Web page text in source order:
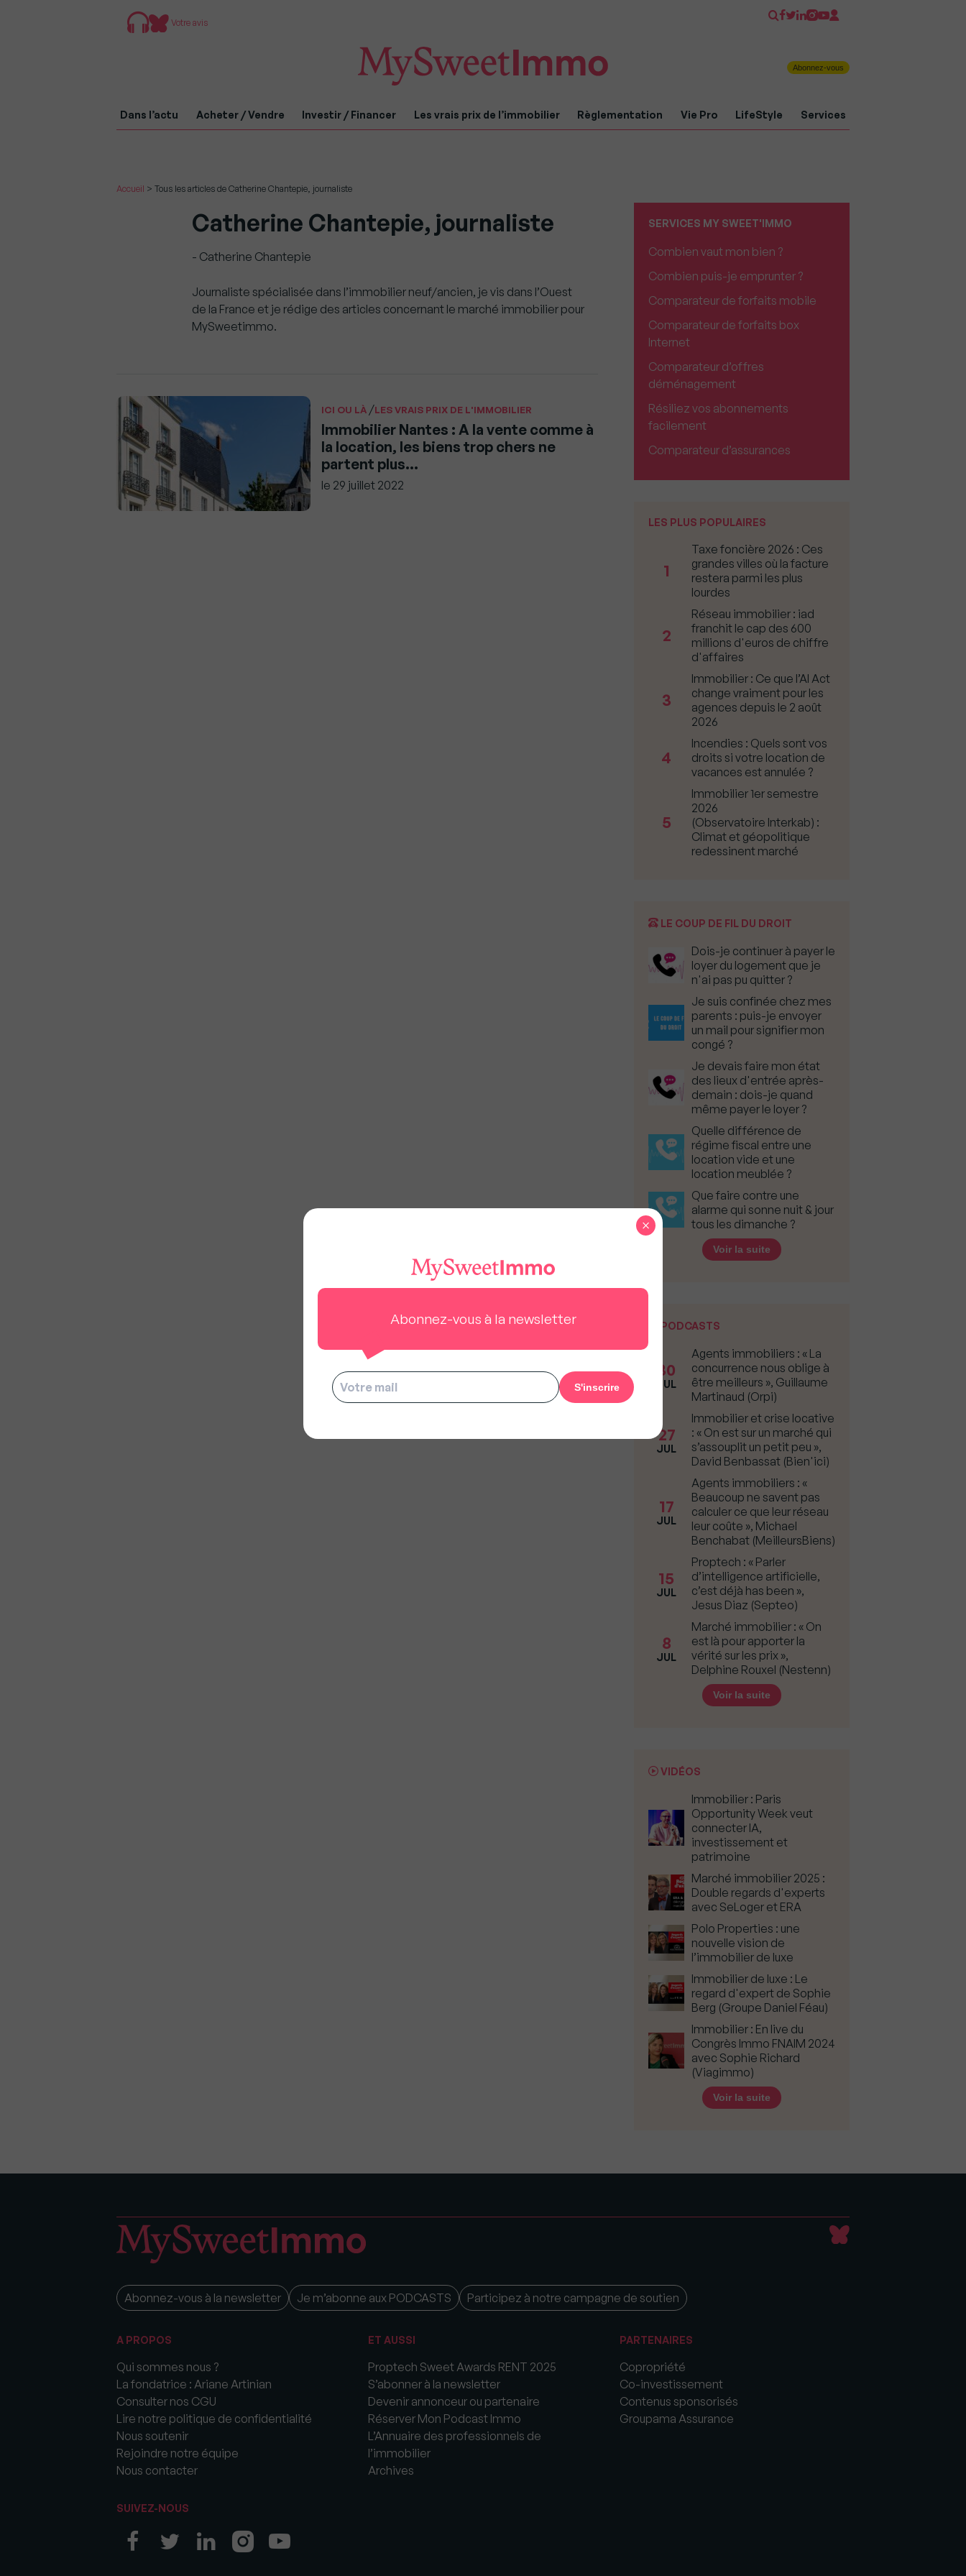
Votre avis
Abonnez-vous
Dans l’actu Acheter / Vendre Investir / Financer Les vrais prix de l’immobilier Règlementation Vie Pro LifeStyle Services
Accueil > Tous les articles de Catherine Chantepie, journaliste
Catherine Chantepie, journaliste
- Catherine Chantepie
Journaliste spécialisée dans l’immobilier neuf/ancien, je vis dans l’Ouest
de la France et je rédige des articles concernant le marché immobilier pour
MySweetimmo.
ICI OU LÀ /LES VRAIS PRIX DE L'IMMOBILIER
Immobilier Nantes : A la vente comme à
la location, les biens trop chers ne
partent plus…
le 29 juillet 2022
SERVICES MY SWEET'IMMO
Combien vaut mon bien ?
Combien puis-je emprunter ?
Comparateur de forfaits mobile
Comparateur de forfaits box
Internet
Comparateur d’offres
déménagement
Résiliez vos abonnements
facilement
Comparateur d’assurances
LES PLUS POPULAIRES
1
Taxe foncière 2026 : Ces
grandes villes où la facture
restera parmi les plus
lourdes
2
Réseau immobilier : iad
franchit le cap des 600
millions d'euros de chiffre
d'affaires
3
Immobilier : Ce que l’AI Act
change vraiment pour les
agences depuis le 2 août
2026
4
Incendies : Quels sont vos
droits si votre location de
vacances est annulée ?
5
Immobilier 1er semestre
2026
(Observatoire Interkab) :
Climat et géopolitique
redessinent marché
LE COUP DE FIL DU DROIT
Dois-je continuer à payer le
loyer du logement que je
n'ai pas pu quitter ?
Je suis confinée chez mes
parents : puis-je envoyer
un mail pour signifier mon
congé ?
Je devais faire mon état
des lieux d'entrée après-
demain : dois-je quand
même payer le loyer ?
Quelle différence de
régime fiscal entre une
location vide et une
location meublée ?
Que faire contre une
alarme qui sonne nuit & jour
tous les dimanche ?
Voir la suite
PODCASTS
30
JUL
Agents immobiliers : « La
concurrence nous oblige à
être meilleurs », Guillaume
Martinaud (Orpi)
27
JUL
Immobilier et crise locative
: « On est sur un marché qui
s’assouplit un petit peu »,
David Benbassat (Bien'ici)
17
JUL
Agents immobiliers : «
Beaucoup ne savent pas
calculer ce que leur réseau
leur coûte », Michael
Benchabat (MeilleursBiens)
15
JUL
Proptech : « Parler
d’intelligence artificielle,
c’est déjà has been »,
Jesus Diaz (Septeo)
8
JUL
Marché immobilier : « On
est là pour apporter la
vérité sur les prix »,
Delphine Rouxel (Nestenn)
Voir la suite
VIDÉOS
Immobilier : Paris
Opportunity Week veut
connecter IA,
investissement et
patrimoine
Marché immobilier 2025 :
Double regards d'experts
avec SeLoger et ERA
Polo Properties : une
nouvelle vision de
l’immobilier de luxe
Immobilier de luxe : Le
regard d'expert de Sophie
Berg (Groupe Daniel Féau)
Immobilier : En live du
Congrès Immo FNAIM 2024
avec Sophie Richard
(Viagimmo)
Voir la suite
Abonnez-vous à la newsletter Je m’abonne aux PODCASTS Participez à notre campagne de soutien
A PROPOS
Qui sommes nous ?
La fondatrice : Ariane Artinian
Consulter nos CGU
Lire notre politique de confidentialité
Nous soutenir
Rejoindre notre équipe
Nous contacter
ET AUSSI
Proptech Sweet Awards RENT 2025
S’abonner à la newsletter
Devenir annonceur ou partenaire
Réserver Mon Podcast Immo
L’Annuaire des professionnels de
l’immobilier
Archives
PARTENAIRES
Copropriété
Co-investissement
Contenus sponsorisés
Groupama Assurance
SUIVEZ-NOUS
Abonnez-vous à la newsletter
×